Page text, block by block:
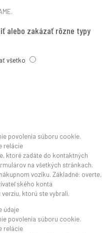
alebo zakázať rôzne typy
všetko
povolenia súboru cookie.
relácie
ktoré zadáte do kontaktných
na všetkých stránkach.
vozíku. Základné: overte,
konta
ktorú ste vybrali.
údaje
povolenia súboru cookie.
relácie